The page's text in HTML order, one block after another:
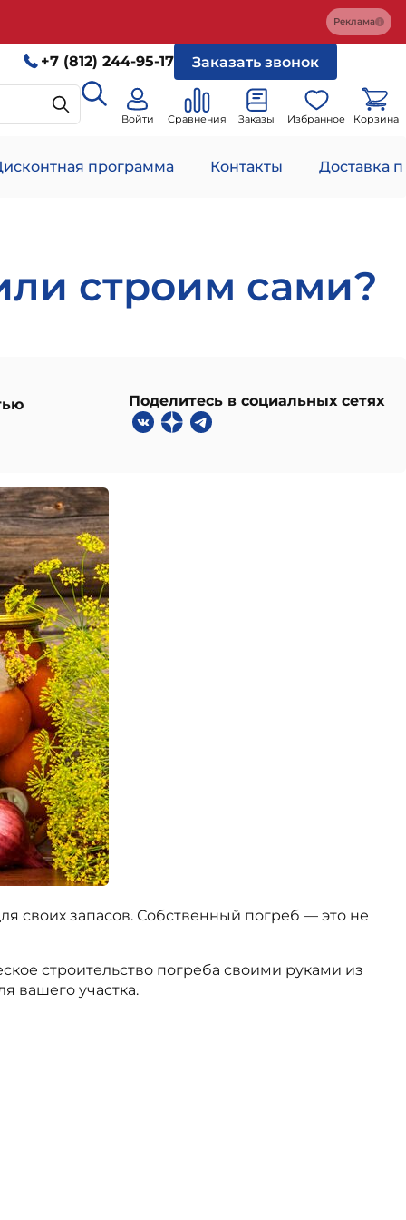
Реклама
+7 (812) 244-95-17 Заказать звонок
Войти Сравнения Заказы Избранное Корзина
программа Контакты Доставка
строим сами?
Поделитесь в социальных сетях
своих запасов. Собственный погреб — это не
строительство погреба своими руками из
вашего участка.